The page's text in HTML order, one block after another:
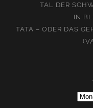
TAL DER
IN
TATA – ODER DAS